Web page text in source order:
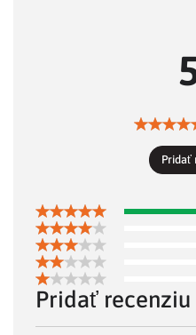
Pridať
Pridať recenziu